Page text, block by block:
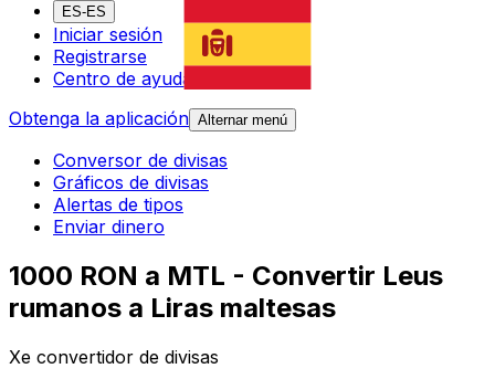
ES-ES
Iniciar sesión
Registrarse
Centro de ayuda
Obtenga la aplicación Alternar menú
Conversor de divisas
Gráficos de divisas
Alertas de tipos
Enviar dinero
1000 RON a MTL - Convertir Leus
rumanos a Liras maltesas
Xe convertidor de divisas